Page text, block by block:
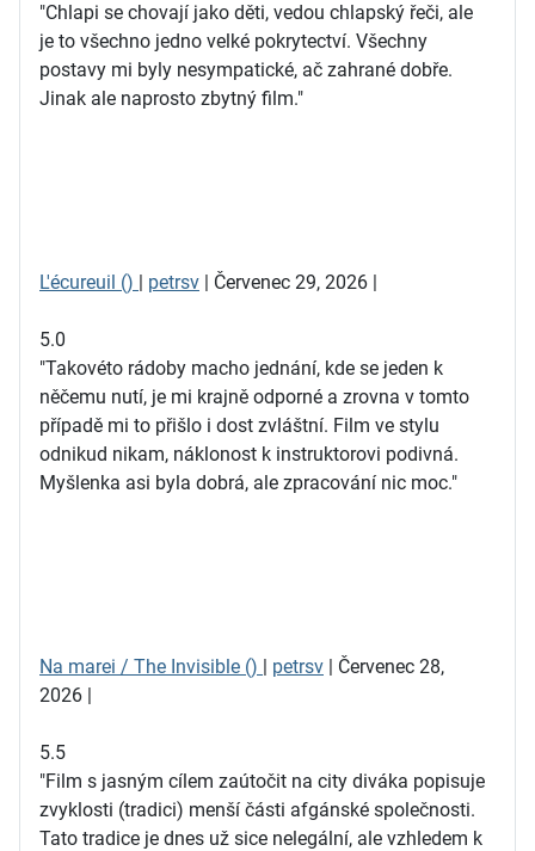
"Chlapi se chovají jako děti, vedou chlapský řeči, ale
je to všechno jedno velké pokrytectví. Všechny
postavy mi byly nesympatické, ač zahrané dobře.
Jinak ale naprosto zbytný film."
L'écureuil () | petrsv | Červenec 29, 2026 |
5.0
"Takovéto rádoby macho jednání, kde se jeden k
něčemu nutí, je mi krajně odporné a zrovna v tomto
případě mi to přišlo i dost zvláštní. Film ve stylu
odnikud nikam, náklonost k instruktorovi podivná.
Myšlenka asi byla dobrá, ale zpracování nic moc."
Na marei / The Invisible () | petrsv | Červenec 28,
2026 |
5.5
"Film s jasným cílem zaútočit na city diváka popisuje
zvyklosti (tradici) menší části afgánské společnosti.
Tato tradice je dnes už sice nelegální, ale vzhledem k